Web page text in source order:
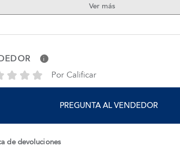
Ver más
i
Por Calificar
PREGUNTA AL VENDEDOR
de devoluciones